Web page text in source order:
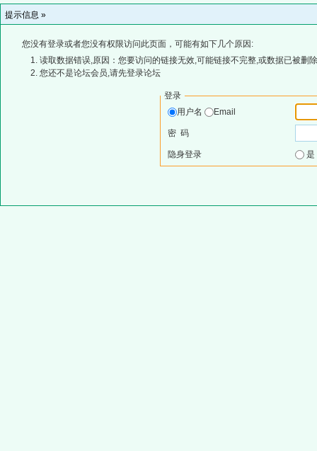
提示信息 »
您没有登录或者您没有权限访问此页面，可能有如下几个原因:
读取数据错误,原因：您要访问的链接无效,可能链接不完整,或数据已被删
您还不是论坛会员,请先登录论坛
登录
用户名
Email
密 码
隐身登录